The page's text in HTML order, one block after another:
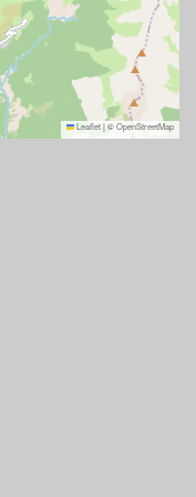
Leaflet|©OpenStreetMap